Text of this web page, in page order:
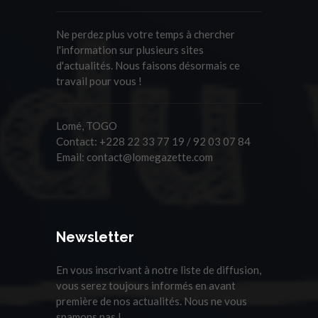
Ne perdez plus votre temps à chercher
l'information sur plusieurs sites
d'actualités. Nous faisons désormais ce
travail pour vous !
Lomé, TOGO
Contact: +228 22 33 77 19 / 92 03 07 84
Email: contact@lomegazette.com
Newsletter
En vous inscrivant à notre liste de diffusion,
vous serez toujours informés en avant
première de nos actualités. Nous ne vous